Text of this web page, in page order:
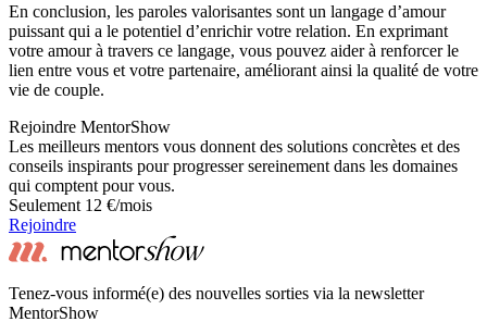
En conclusion, les paroles valorisantes sont un langage d’amour
puissant qui a le potentiel d’enrichir votre relation. En exprimant
votre amour à travers ce langage, vous pouvez aider à renforcer le
lien entre vous et votre partenaire, améliorant ainsi la qualité de votre
vie de couple.
Rejoindre MentorShow
Les meilleurs mentors vous donnent des solutions concrètes et des
conseils inspirants pour progresser sereinement dans les domaines
qui comptent pour vous.
Seulement 12 €/mois
Rejoindre
Tenez-vous informé(e) des nouvelles sorties via la newsletter
MentorShow